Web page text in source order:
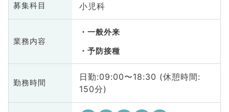
募集科目 小児科
業務内容
一般外来
予防接種
勤務時間
日勤:09:00〜18:30 (休憩時間:
150分)